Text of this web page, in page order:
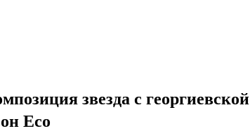
звезда с георгиевской
Eco